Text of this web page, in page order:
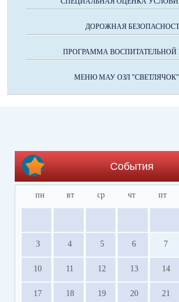
ДОРОЖНАЯ
ПРОГРАММА ВОСПИТАТЕЛЬНОЙ
МЕНЮ МАУ ОЗЛ "СВЕТЛЯЧОК"
События
пн вт ср чт пт
3 4 5 6 7
10 11 12 13 14
17 18 19 20 21